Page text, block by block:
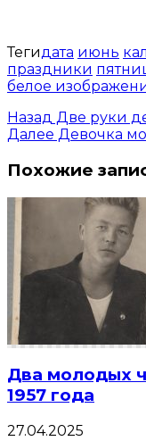
Тегидата июнь
праздники
белое
Назад Две руки
Далее Девочка
Похожие
Два молодых
1957 года
27.04.2025